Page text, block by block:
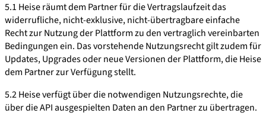
5.1 Heise räumt dem Partner für die Vertragslaufzeit das
widerrufliche, nicht-exklusive, nicht-übertragbare einfache
Recht zur Nutzung der Plattform zu den vertraglich vereinbarten
Bedingungen ein. Das vorstehende Nutzungsrecht gilt zudem für
Updates, Upgrades oder neue Versionen der Plattform, die Heise
dem Partner zur Verfügung stellt.
5.2 Heise verfügt über die notwendigen Nutzungsrechte, die
über die API ausgespielten Daten an den Partner zu übertragen.